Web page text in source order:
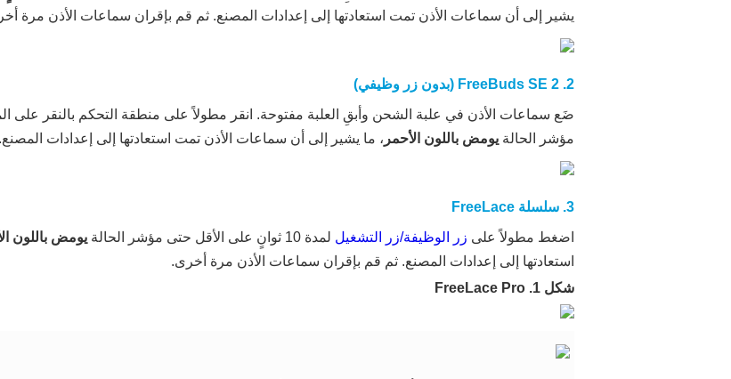
يشير إلى أن سماعات الأذن تمت استعادتها إلى إعدادات المصنع. ثم قم بإقران سماعات الأذن مرة
2. FreeBuds SE 2 (بدون زر وظيفي)
مؤشر الحالة يومض باللون الأحمر ، ما يشير إلى أن سماعات الأذن تمت استعادتها إلى إعدادات
3. سلسلة FreeLace
اضغط مطولاً على زر الوظيفة/زر التشغيل لمدة 10 ثوانٍ على الأقل حتى مؤشر الحالة يومض باللون
استعادتها إلى إعدادات المصنع. ثم قم بإقران سماعات الأذن مرة أخرى.
شكل 1. FreeLace Pro